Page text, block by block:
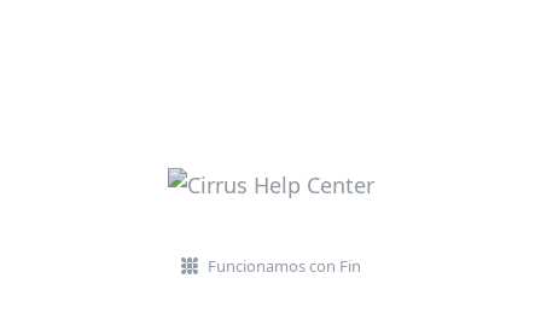
Funcionamos con Fin